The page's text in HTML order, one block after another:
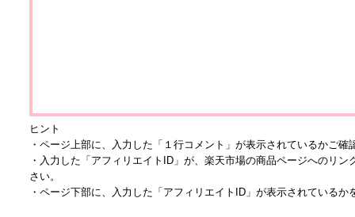
ヒント
・ページ上部に、入力した「１行コメント」が表示されているかご確
・入力した「アフィリエイトID」が、楽天市場の商品ページへのリ
さい。
・ページ下部に、入力した「アフィリエイトID」が表示されているか